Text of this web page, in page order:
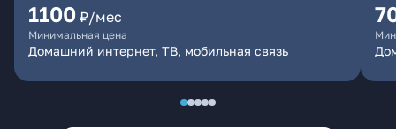
1100 ₽/мес
Минимальная цена
Домашний интернет, ТВ, мобильная связь